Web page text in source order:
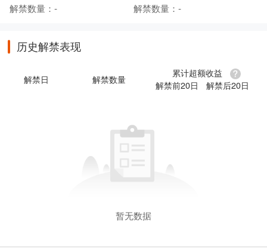
解禁数量： - 解禁数量： -
历史解禁表现
解禁日 解禁数量
累计超额收益
解禁前20日
解禁后20日
暂无数据